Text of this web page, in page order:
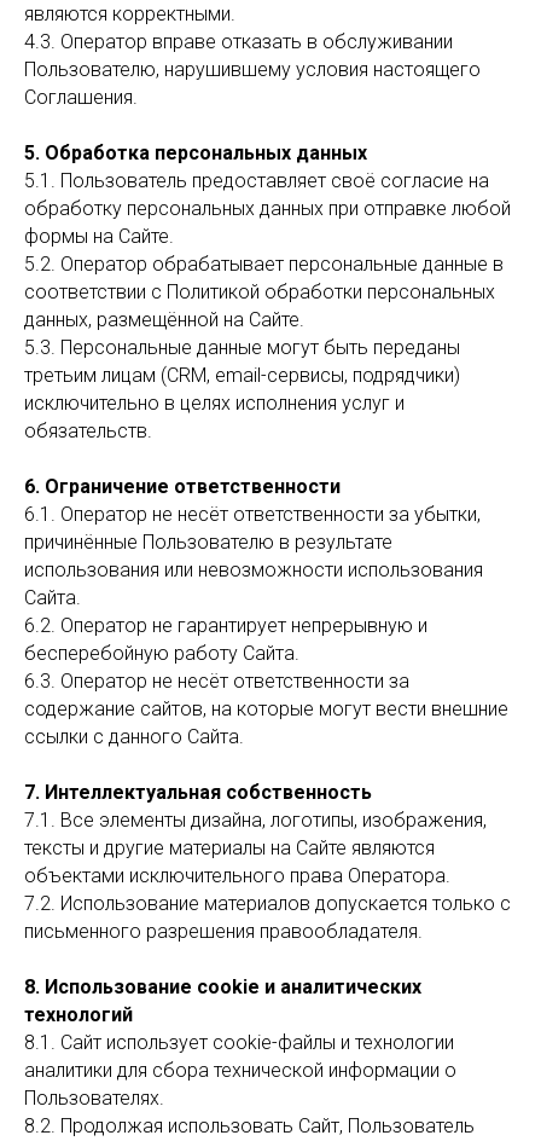
являются корректными.
4.3. Оператор вправе отказать в обслуживании
Пользователю, нарушившему условия настоящего
Соглашения.
5. Обработка персональных данных
5.1. Пользователь предоставляет своё согласие на
обработку персональных данных при отправке любой
формы на Сайте.
5.2. Оператор обрабатывает персональные данные в
соответствии с Политикой обработки персональных
данных, размещённой на Сайте.
5.3. Персональные данные могут быть переданы
третьим лицам (CRM, email-сервисы, подрядчики)
исключительно в целях исполнения услуг и
обязательств.
6. Ограничение ответственности
6.1. Оператор не несёт ответственности за убытки,
причинённые Пользователю в результате
использования или невозможности использования
Сайта.
6.2. Оператор не гарантирует непрерывную и
бесперебойную работу Сайта.
6.3. Оператор не несёт ответственности за
содержание сайтов, на которые могут вести внешние
ссылки с данного Сайта.
7. Интеллектуальная собственность
7.1. Все элементы дизайна, логотипы, изображения,
тексты и другие материалы на Сайте являются
объектами исключительного права Оператора.
7.2. Использование материалов допускается только с
письменного разрешения правообладателя.
8. Использование cookie и аналитических
технологий
8.1. Сайт использует cookie-файлы и технологии
аналитики для сбора технической информации о
Пользователях.
8.2. Продолжая использовать Сайт, Пользователь